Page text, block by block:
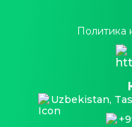
Политика
Uzbekistan,